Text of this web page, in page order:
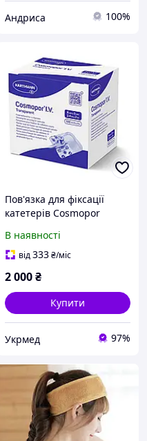
Андриса 100%
Пов'язка для фіксації
катетерів Cosmopor
100 шт.
В наявності
від333₴/міс
2 000₴
Купити
Укрмед 97%